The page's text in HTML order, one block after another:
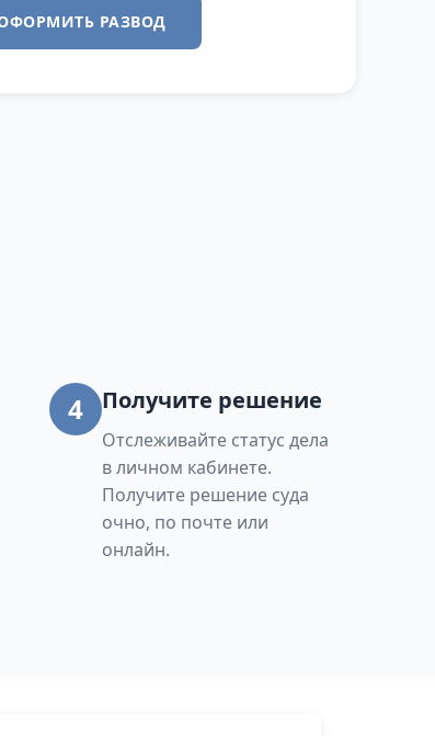
РАЗВОД
4 Получите решение
Отслеживайте статус дела
в личном кабинете.
Получите решение суда
очно, по почте или
онлайн.